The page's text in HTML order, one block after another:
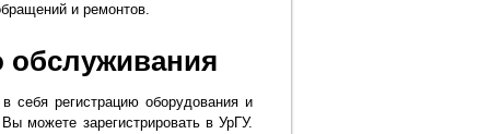
и ремонтов.
обслуживания
себя регистрацию оборудования и
можете зарегистрировать в УрГУ.